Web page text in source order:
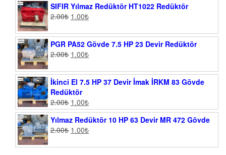
SIFIR Yılmaz Redüktör HT1022 Redüktör
2.00₺ 1.00₺
PGR PA52 Gövde 7.5 HP 23 Devir Redüktör
2.00₺ 1.00₺
İkinci El 7.5 HP 37 Devir İmak İRKM 83 Gövde
Redüktör
2.00₺ 1.00₺
Yılmaz Redüktör 10 HP 63 Devir MR 472 Gövde
2.00₺ 1.00₺